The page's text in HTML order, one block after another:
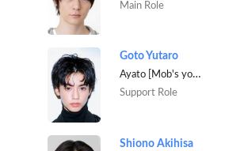
Main Role
Goto Yutaro
Ayato [Mob's younger brother]
Support Role
Shiono Akihisa